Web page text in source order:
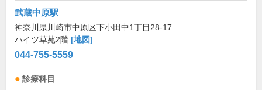
武蔵中原駅
神奈川県川崎市中原区下小田中1丁目28-17
ハイツ草苑2階 [地図]
044-755-5559
診療科目